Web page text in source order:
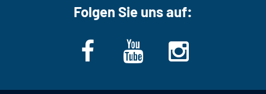
Folgen Sie uns auf: